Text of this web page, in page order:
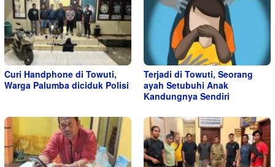
Curi Handphone di Towuti,
Warga Palumba diciduk Polisi
Terjadi di Towuti, Seorang
ayah Setubuhi Anak
Kandungnya Sendiri